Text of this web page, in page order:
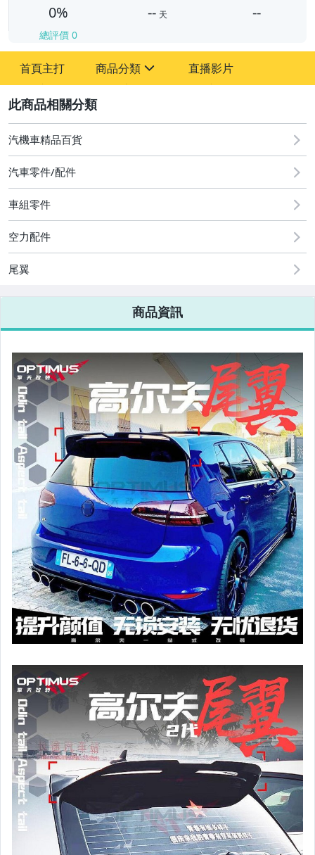
0%
總評價 0
-- 天 --
首頁主打 商品分類
古董、藝術與礦石
手機、配件與通訊
美容保養與彩妝
電腦、平板與周邊
相機、攝影與周邊
嬰幼兒與孕婦
汽機車精品百貨
居家、家具與園藝
玩具、模型與公仔
男性精品與服飾
偶像、球員卡與郵幣
女裝與服飾配件
手錶與飾品配件
女包精品與女鞋
家電與影音視聽
美食與地方特產
直播影片
汽機車精品百貨
汽車零件/配件
車組零件
空力配件
尾翼
商品資訊